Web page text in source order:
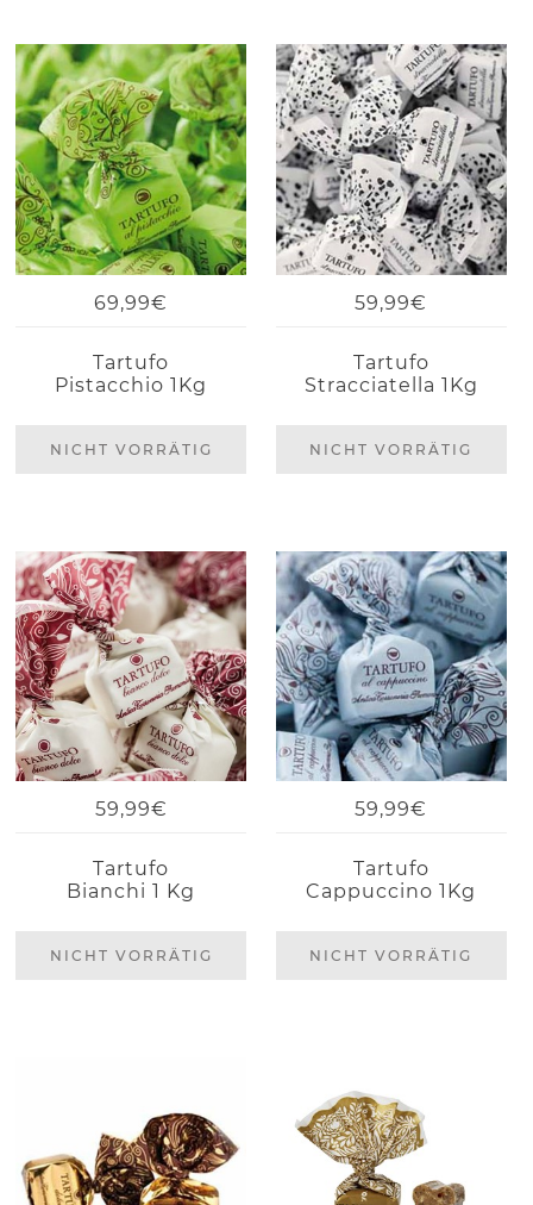
69,99€
Tartufo
Pistacchio 1Kg
NICHT VORRÄTIG
59,99€
Tartufo
Stracciatella 1Kg
NICHT VORRÄTIG
59,99€
Tartufo
Bianchi 1 Kg
NICHT VORRÄTIG
59,99€
Tartufo
Cappuccino 1Kg
NICHT VORRÄTIG